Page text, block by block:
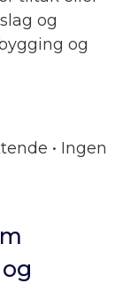
og
og
• Ingen